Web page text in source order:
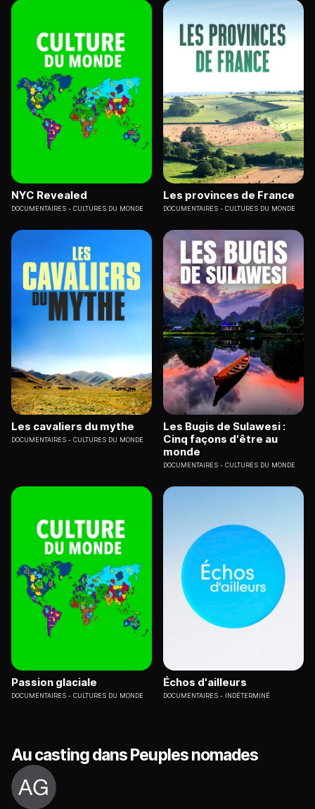
NYC Revealed
DOCUMENTAIRES CULTURES DU MONDE
Les provinces de France
DOCUMENTAIRES CULTURES DU MONDE
Les cavaliers du mythe
DOCUMENTAIRES CULTURES DU MONDE
Les Bugis de Sulawesi :
Cinq façons d'être au
monde
DOCUMENTAIRES CULTURES DU MONDE
Passion glaciale
DOCUMENTAIRES CULTURES DU MONDE
Échos d'ailleurs
DOCUMENTAIRES INDÉTERMINÉ
Au casting dans Peuples nomades